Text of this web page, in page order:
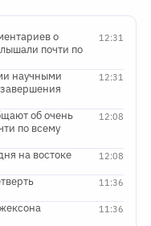
12:31
о
почти по
12:31
научными
12:08
об очень
по всему
12:08
на востоке
11:36
11:36